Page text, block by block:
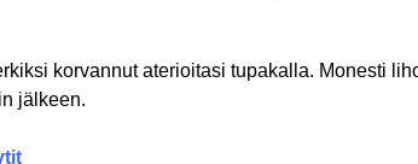
korvannut aterioitasi tupakalla. Monesti
jälkeen.